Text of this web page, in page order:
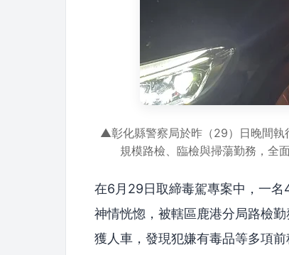
▲彰化縣警察局於昨（29）日晚間執
規模路檢、臨檢與掃蕩勤務，全
在6月29日取締毒駕專案中，一名
神情恍惚，被轄區鹿港分局路檢
獲人車，發現犯嫌有毒品等多項